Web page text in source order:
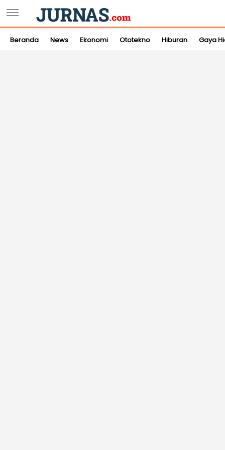
Beranda News Ekonomi Ototekno Hiburan Gaya